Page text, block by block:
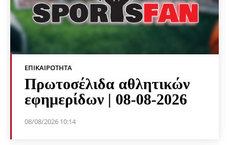
ΕΠΙΚΑΙΡΌΤΗΤΑ
Πρωτοσέλιδα αθλητικών
εφημερίδων | 08-08-2026
08/08/2026 10:14